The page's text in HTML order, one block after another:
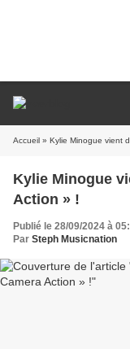
Accueil » Kylie Minogue vient
Kylie Minogue
Action » !
Publié le 28/09/2024 à
Par Steph Musicnation